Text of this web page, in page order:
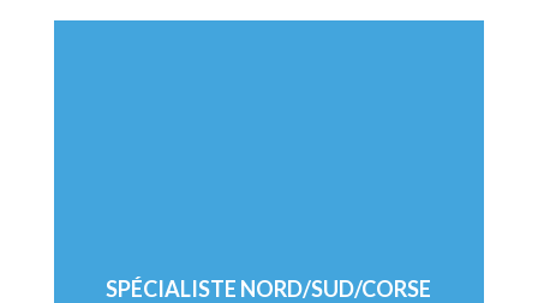
SPÉCIALISTE NORD/SUD/CORSE